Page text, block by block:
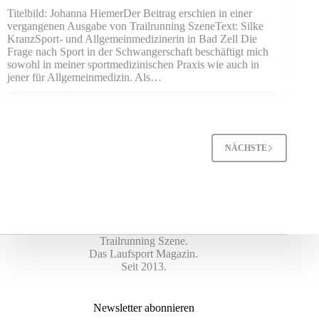
Titelbild: Johanna HiemerDer Beitrag erschien in einer
vergangenen Ausgabe von Trailrunning SzeneText: Silke
KranzSport- und Allgemeinmedizinerin in Bad Zell Die
Frage nach Sport in der Schwangerschaft beschäftigt mich
sowohl in meiner sportmedizinischen Praxis wie auch in
jener für Allgemeinmedizin. Als…
NÄCHSTE
Trailrunning Szene.
Das Laufsport Magazin.
Seit 2013.
Newsletter abonnieren